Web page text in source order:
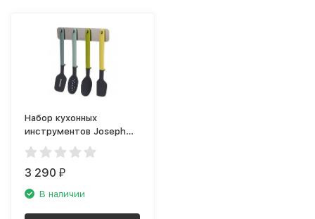
Набор кухонных
инструментов Joseph
Joseph DoorStore 10178
3 290₽
В наличии